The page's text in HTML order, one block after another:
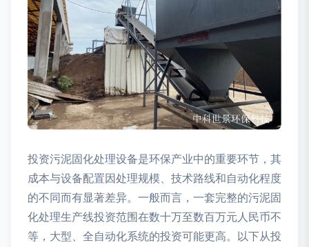
投资污泥固化处理设备是环保产业中的重要环节，其
成本与设备配置因处理规模、技术路线和自动化程度
的不同而有显著差异。一般而言，一套完整的污泥固
化处理生产线投资范围在数十万至数百万元人民币不
等，大型、全自动化系统的投资可能更高。以下从投